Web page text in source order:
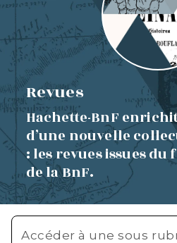
Revues
Hachette-BnF
d’une nouvelle
: les revues issues
de la BnF.
Accéder à une sous